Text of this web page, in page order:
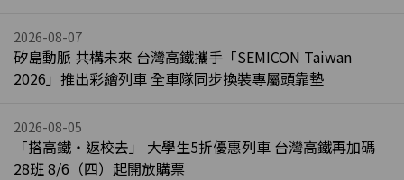
2026-08-07
矽島動脈 共構未來 台灣高鐵攜手「SEMICON Taiwan
2026」推出彩繪列車 全車隊同步換裝專屬頭靠墊
2026-08-05
「搭高鐵・返校去」 大學生5折優惠列車 台灣高鐵再加碼
28班 8/6（四）起開放購票